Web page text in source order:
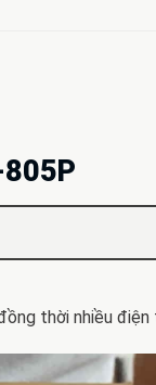
thời nhiều điện